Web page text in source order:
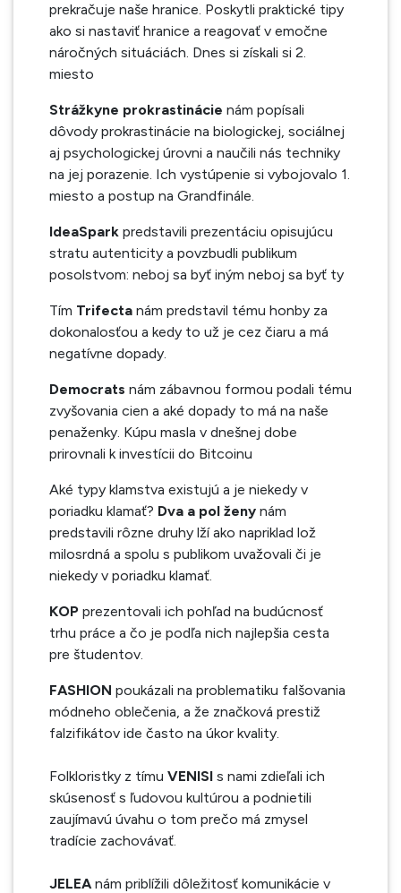
prekračuje naše hranice. Poskytli praktické tipy
ako si nastaviť hranice a reagovať v emočne
náročných situáciách. Dnes si získali si 2.
miesto
Strážkyne prokrastinácie nám popísali
dôvody prokrastinácie na biologickej, sociálnej
aj psychologickej úrovni a naučili nás techniky
na jej porazenie. Ich vystúpenie si vybojovalo 1.
miesto a postup na Grandfinále.
IdeaSpark predstavili prezentáciu opisujúcu
stratu autenticity a povzbudli publikum
posolstvom: neboj sa byť iným neboj sa byť ty
Tím Trifecta nám predstavil tému honby za
dokonalosťou a kedy to už je cez čiaru a má
negatívne dopady.
Democrats nám zábavnou formou podali tému
zvyšovania cien a aké dopady to má na naše
penaženky. Kúpu masla v dnešnej dobe
prirovnali k investícii do Bitcoinu
Aké typy klamstva existujú a je niekedy v
poriadku klamať? Dva a pol ženy nám
predstavili rôzne druhy lží ako napriklad lož
milosrdná a spolu s publikom uvažovali či je
niekedy v poriadku klamať.
KOP prezentovali ich pohľad na budúcnosť
trhu práce a čo je podľa nich najlepšia cesta
pre študentov.
FASHION poukázali na problematiku falšovania
módneho oblečenia, a že značková prestiž
falzifikátov ide často na úkor kvality.
Folkloristky z tímu VENISI s nami zdieľali ich
skúsenosť s ľudovou kultúrou a podnietili
zaujímavú úvahu o tom prečo má zmysel
tradície zachovávať.
JELEAnám priblížili dôležitosť komunikácie v